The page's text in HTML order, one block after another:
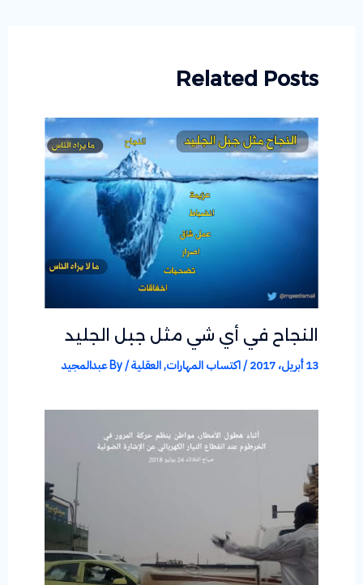
Related Posts
النجاح في أي شي مثل جبل الجليد
13 أبريل، 2017 /اكتساب المهارات,العقلية/ By عبدالمجيد